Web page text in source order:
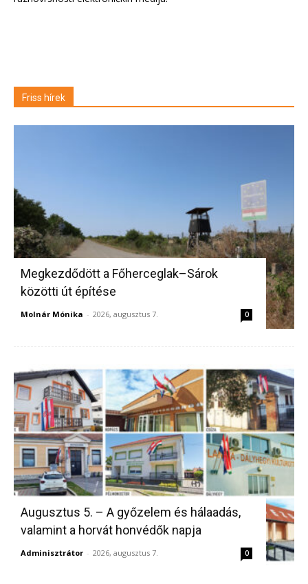
Friss hírek
Megkezdődött a Főherceglak–Sárok
közötti út építése
Molnár Mónika - 2026, augusztus 7. 0
Augusztus 5. – A győzelem és hálaadás,
valamint a horvát honvédők napja
Adminisztrátor - 2026, augusztus 7. 0